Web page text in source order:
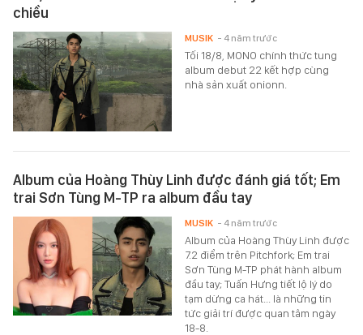
chiều
Tối 18/8, MONO chính thức tung
album debut 22 kết hợp cùng
nhà sản xuất onionn.
MUSIK - 4 năm trước
Album của Hoàng Thùy Linh được đánh giá tốt; Em
trai Sơn Tùng M-TP ra album đầu tay
Album của Hoàng Thùy Linh được
7.2 điểm trên Pitchfork; Em trai
Sơn Tùng M-TP phát hành album
đầu tay; Tuấn Hưng tiết lộ lý do
tạm dừng ca hát... là những tin
tức giải trí được quan tâm ngày
18-8.
MUSIK - 4 năm trước